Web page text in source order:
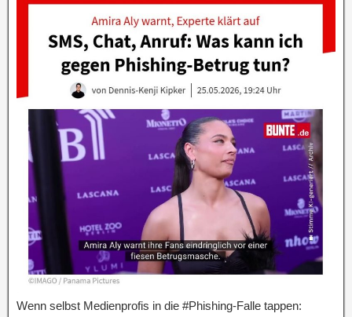
Wenn selbst Medienprofis in die #Phishing-Falle tappen: